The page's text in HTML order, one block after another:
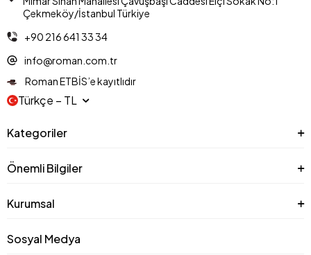
Çekmeköy/İstanbul Türkiye
+90 216 641 33 34
info@roman.com.tr
Roman ETBİS’e kayıtlıdır
Türkçe − TL
Kategoriler
Önemli Bilgiler
Kurumsal
Sosyal Medya